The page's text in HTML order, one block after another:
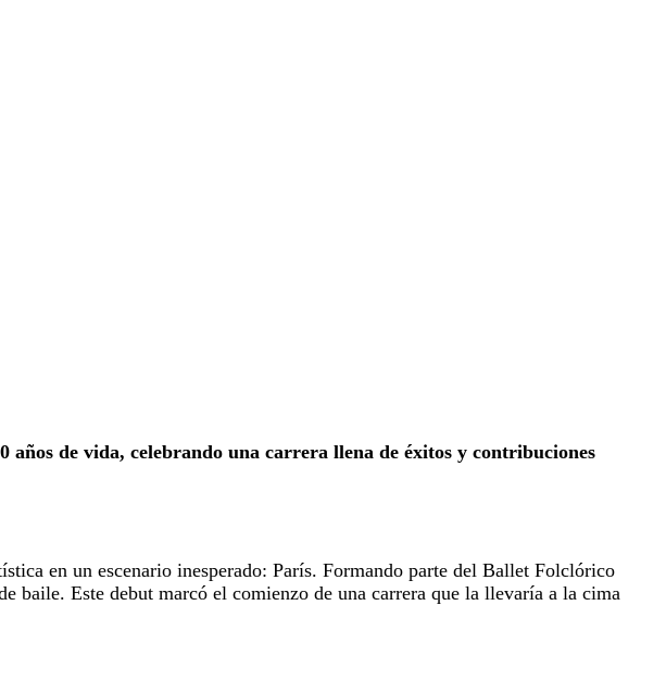
de vida, celebrando una carrera llena de éxitos y contribuciones
en un escenario inesperado: París. Formando parte del Ballet Folclórico
baile. Este debut marcó el comienzo de una carrera que la llevaría a la cima